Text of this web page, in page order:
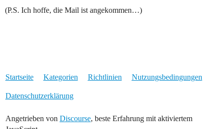
(P.S. Ich hoffe, die Mail ist angekommen…)
Startseite Kategorien Richtlinien Nutzungsbedingungen
Datenschutzerklärung
Angetrieben von Discourse, beste Erfahrung mit aktiviertem